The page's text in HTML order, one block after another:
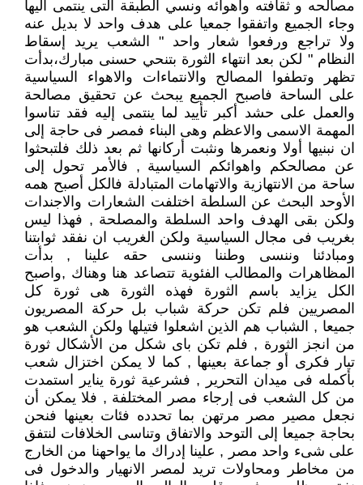
مصالحه و ثقافته واهوائه ونسي الطبقة التى ينتمى اليها
وجاء الجميع واتفقوا جمعيا على هدف واحد لا بديل عنه
ولا تراجع ورفعوا شعار واحد " الشعب يريد إسقاط
النظام " لكن بعد انتهاء الثورة بتنحي حسنى مبارك،بدأت
تظهر وتطفوا المصالح والانتماءات والاهواء السياسية
على الساحة فاصبح الجميع يبحث عن تحقيق مصالحة
والعمل على حشد أكبر تأييد لما ينتمى إليه فقد تناسوا
المهمة الاسمى والاعظم وهى البناء فمصر فى حاجة إلى
ان نبنيها أولا ونعمرها ونثبت أركانها ثم بعد ذلك فلتبحثوا
عن مصالحكم واهوائكم السياسية , فالأمر تحول إلى
ساحة من الانتهازية والاتهامات المتبادلة فالكل أصبح همه
الأوحد البحث عن السلطة اختلفت الشعارات والاجندات
ولكن بقى الهدف واحد السلطة والمصلحة , فهذا ليس
بغريب فى مجال السياسية ولكن الغريب ان نفقد ثوابتنا
ومبادئنا وننسى وطننا وننسى حقه علينا , بدأت
المظاهرات والمطالب الفئوية تتصاعد هنا وهناك ,واصبح
الكل يزايد باسم الثورة فهذه الثورة هى ثورة كل
المصريين فلم تكن حركة شباب بل حركة المصريون
جميعا , الشباب هم الذين اشعلوا فتيلها ولكن الشعب هو
من انجز الثورة , فلم تكن باى شكل من الأشكال ثورة
تيار فكرى أو جماعة بعينها , كما لا يمكن اختزال شعب
بأكمله فى ميدان التحرير , فشرعية ثورة يناير استمدت
من كل الشعب فى إرجاء مصر المختلفة , فلا يمكن أن
نجعل مصير مصر مرتهن بما تحدده فئات بعينها فنحن
بحاجة جميعا إلى التوحد والاتفاق وتناسى الخلافات لنتفق
على شىء واحد مصر , علينا إدراك ما يواحهنا من الخارج
من مخاطر ومحاولات تريد لمصر الانهيار والدخول فى